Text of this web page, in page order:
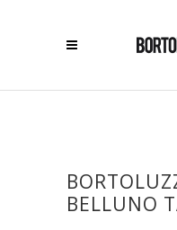
BELLUNO